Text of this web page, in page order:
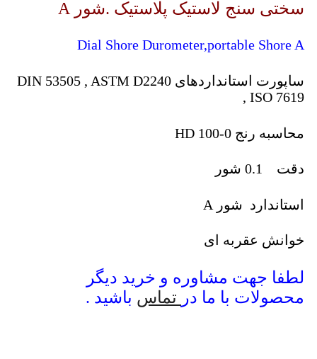
سختی سنج لاستیک پلاستیک .شور A
Dial Shore Durometer,portable Shore A
ساپورت استانداردهای DIN 53505 , ASTM D2240
, ISO 7619
محاسبه رنج 0-100 HD
دقت 0.1 شور
استاندارد شور A
خوانش عقربه ای
لطفا جهت مشاوره و خرید دیگر
محصولات با ما در تماس باشید .